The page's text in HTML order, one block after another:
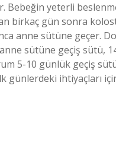
Bebeğin yeterli
birkaç gün sonra
anne sütüne geçer.
sütüne geçiş sütü,
5-10 günlük geçiş
günlerdeki ihtiyaçları